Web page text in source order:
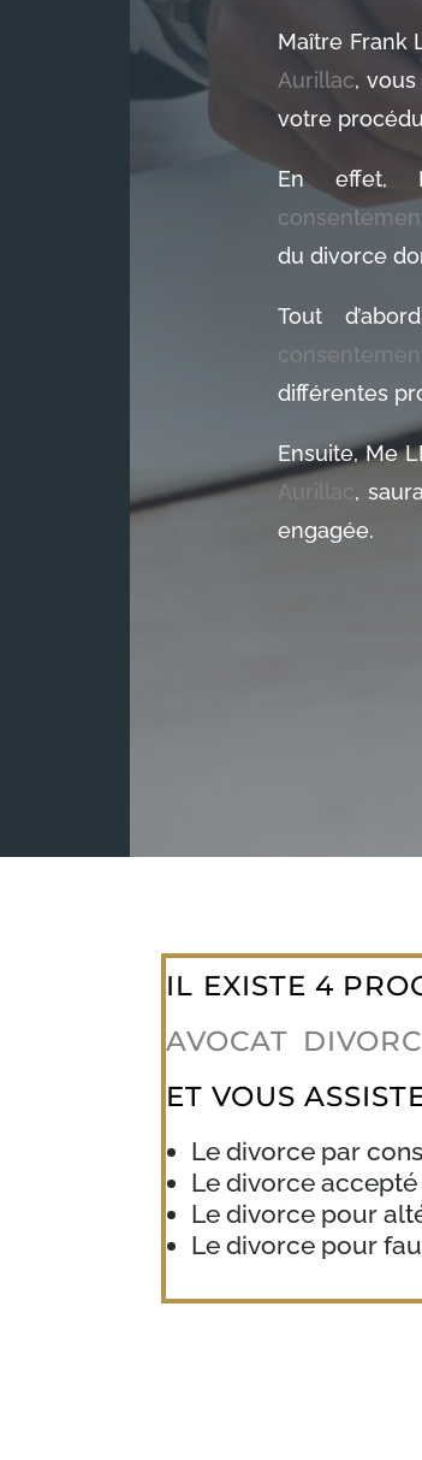
Maître Frank
Aurillac,
votre
En effet,
du divorce
Tout
différentes
Ensuite, Me
Aurillac,
engagée.
IL EXISTE 4
AVOCAT
ET VOUS
Le divorce par
Le divorce accepté
Le divorce pour
Le divorce pour